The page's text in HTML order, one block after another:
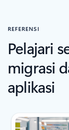
REFERENSI
Pelajari
migrasi
aplikasi